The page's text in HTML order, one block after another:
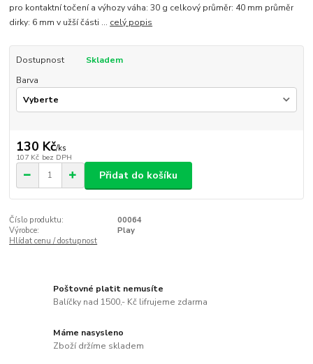
pro kontaktní točení a výhozy váha: 30 g celkový průměr: 40 mm průměr
dirky: 6 mm v užší části ... celý popis
Dostupnost
Skladem
Barva
130 Kč/ks
107 Kč bez DPH
Přidat do košíku
Číslo produktu:
00064
Výrobce:
Play
Hlídat cenu / dostupnost
Poštovné platit nemusíte
Balíčky nad 1500,- Kč lifrujeme zdarma
Máme nasysleno
Zboží držíme skladem